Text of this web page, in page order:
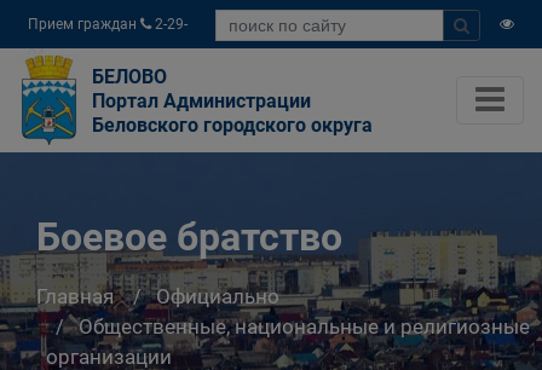
Прием граждан
2-29-
04
БЕЛОВО
Портал Администрации
Беловского городского округа
Боевое братство
Главная
Официально
Общественные, национальные и религиозные
организации